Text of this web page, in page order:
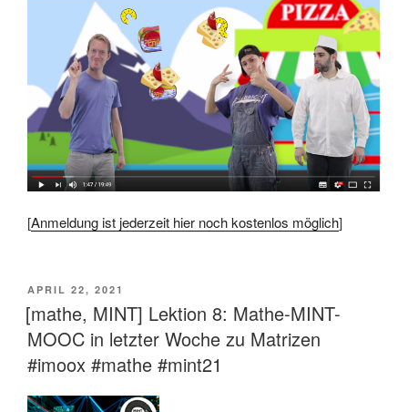
[Anmeldung ist jederzeit hier noch kostenlos möglich]
VERÖFFENTLICHT
AM
APRIL 22, 2021
[mathe, MINT] Lektion 8: Mathe-MINT-
MOOC in letzter Woche zu Matrizen
#imoox #mathe #mint21